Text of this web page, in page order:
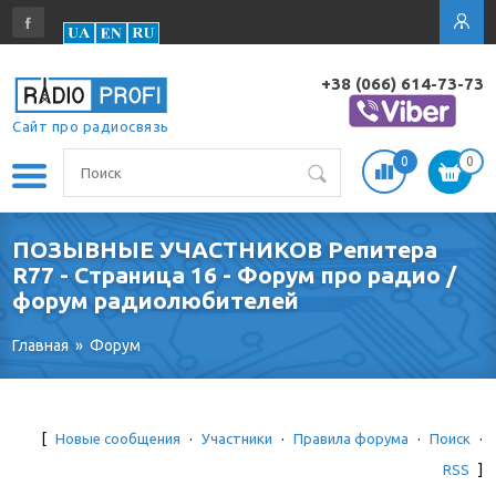
Сайт про радиосвязь
+38 (066) 614-73-73
0 0
ПОЗЫВНЫЕ УЧАСТНИКОВ Репитера
R77 - Страница 16 - Форум про радио /
форум радиолюбителей
Главная » Форум
[ Новые сообщения · Участники · Правила форума · Поиск
·
RSS
]